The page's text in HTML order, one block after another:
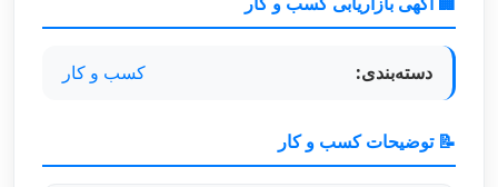
دسته‌بندی: کسب و کار
📝 توضیحات کسب و کار